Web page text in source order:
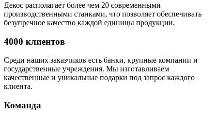
Декос располагает более чем 20 современными
производственными станками, что позволяет обеспечивать
безупречное качество каждой единицы продукции.
4000 клиентов
Среди наших заказчиков есть банки, крупные компании и
государственные учреждения. Мы изготавливаем
качественные и уникальные подарки под запрос каждого
клиента.
Команда